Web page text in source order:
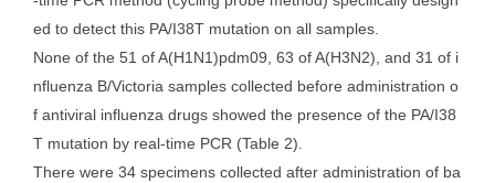
ed to detect this PA/I38T mutation on all samples.
None of the 51 of A(H1N1)pdm09, 63 of A(H3N2), and 31 of i
nfluenza B/Victoria samples collected before administration o
f antiviral influenza drugs showed the presence of the PA/I38
T mutation by real-time PCR (Table 2).
There were 34 specimens collected after administration of ba